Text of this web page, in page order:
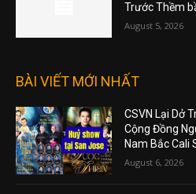
Trước Thềm
August 5, 2026
BÀI VIẾT MỚI NHẤT
CSVN Lại Dở
Cộng Đồng
Nam Bắc Cali
August 6, 2026